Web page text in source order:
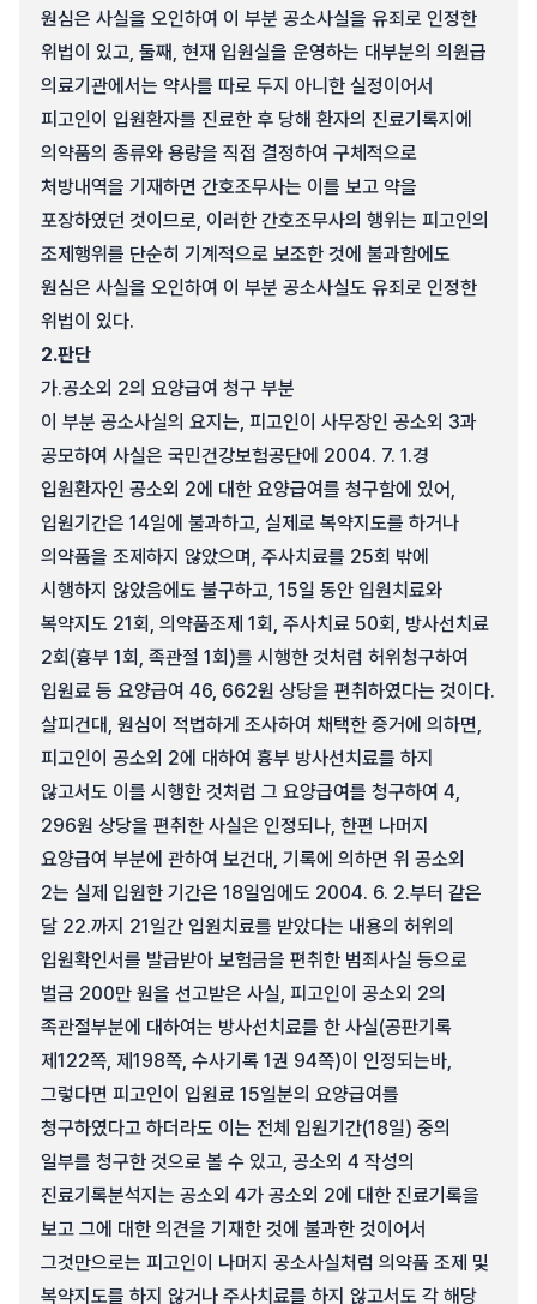
원심은 사실을 오인하여 이 부분 공소사실을 유죄로 인정한
위법이 있고, 둘째, 현재 입원실을 운영하는 대부분의 의원급
의료기관에서는 약사를 따로 두지 아니한 실정이어서
피고인이 입원환자를 진료한 후 당해 환자의 진료기록지에
의약품의 종류와 용량을 직접 결정하여 구체적으로
처방내역을 기재하면 간호조무사는 이를 보고 약을
포장하였던 것이므로, 이러한 간호조무사의 행위는 피고인의
조제행위를 단순히 기계적으로 보조한 것에 불과함에도
원심은 사실을 오인하여 이 부분 공소사실도 유죄로 인정한
위법이 있다.
2.판단
가.공소외 2의 요양급여 청구 부분
이 부분 공소사실의 요지는, 피고인이 사무장인 공소외 3과
공모하여 사실은 국민건강보험공단에 2004. 7. 1.경
입원환자인 공소외 2에 대한 요양급여를 청구함에 있어,
입원기간은 14일에 불과하고, 실제로 복약지도를 하거나
의약품을 조제하지 않았으며, 주사치료를 25회 밖에
시행하지 않았음에도 불구하고, 15일 동안 입원치료와
복약지도 21회, 의약품조제 1회, 주사치료 50회, 방사선치료
2회(흉부 1회, 족관절 1회)를 시행한 것처럼 허위청구하여
입원료 등 요양급여 46, 662원 상당을 편취하였다는 것이다.
살피건대, 원심이 적법하게 조사하여 채택한 증거에 의하면,
피고인이 공소외 2에 대하여 흉부 방사선치료를 하지
않고서도 이를 시행한 것처럼 그 요양급여를 청구하여 4,
296원 상당을 편취한 사실은 인정되나, 한편 나머지
요양급여 부분에 관하여 보건대, 기록에 의하면 위 공소외
2는 실제 입원한 기간은 18일임에도 2004. 6. 2.부터 같은
달 22.까지 21일간 입원치료를 받았다는 내용의 허위의
입원확인서를 발급받아 보험금을 편취한 범죄사실 등으로
벌금 200만 원을 선고받은 사실, 피고인이 공소외 2의
족관절부분에 대하여는 방사선치료를 한 사실(공판기록
제122쪽, 제198쪽, 수사기록 1권 94쪽)이 인정되는바,
그렇다면 피고인이 입원료 15일분의 요양급여를
청구하였다고 하더라도 이는 전체 입원기간(18일) 중의
일부를 청구한 것으로 볼 수 있고, 공소외 4 작성의
진료기록분석지는 공소외 4가 공소외 2에 대한 진료기록을
보고 그에 대한 의견을 기재한 것에 불과한 것이어서
그것만으로는 피고인이 나머지 공소사실처럼 의약품 조제 및
복약지도를 하지 않거나 주사치료를 하지 않고서도 각 해당